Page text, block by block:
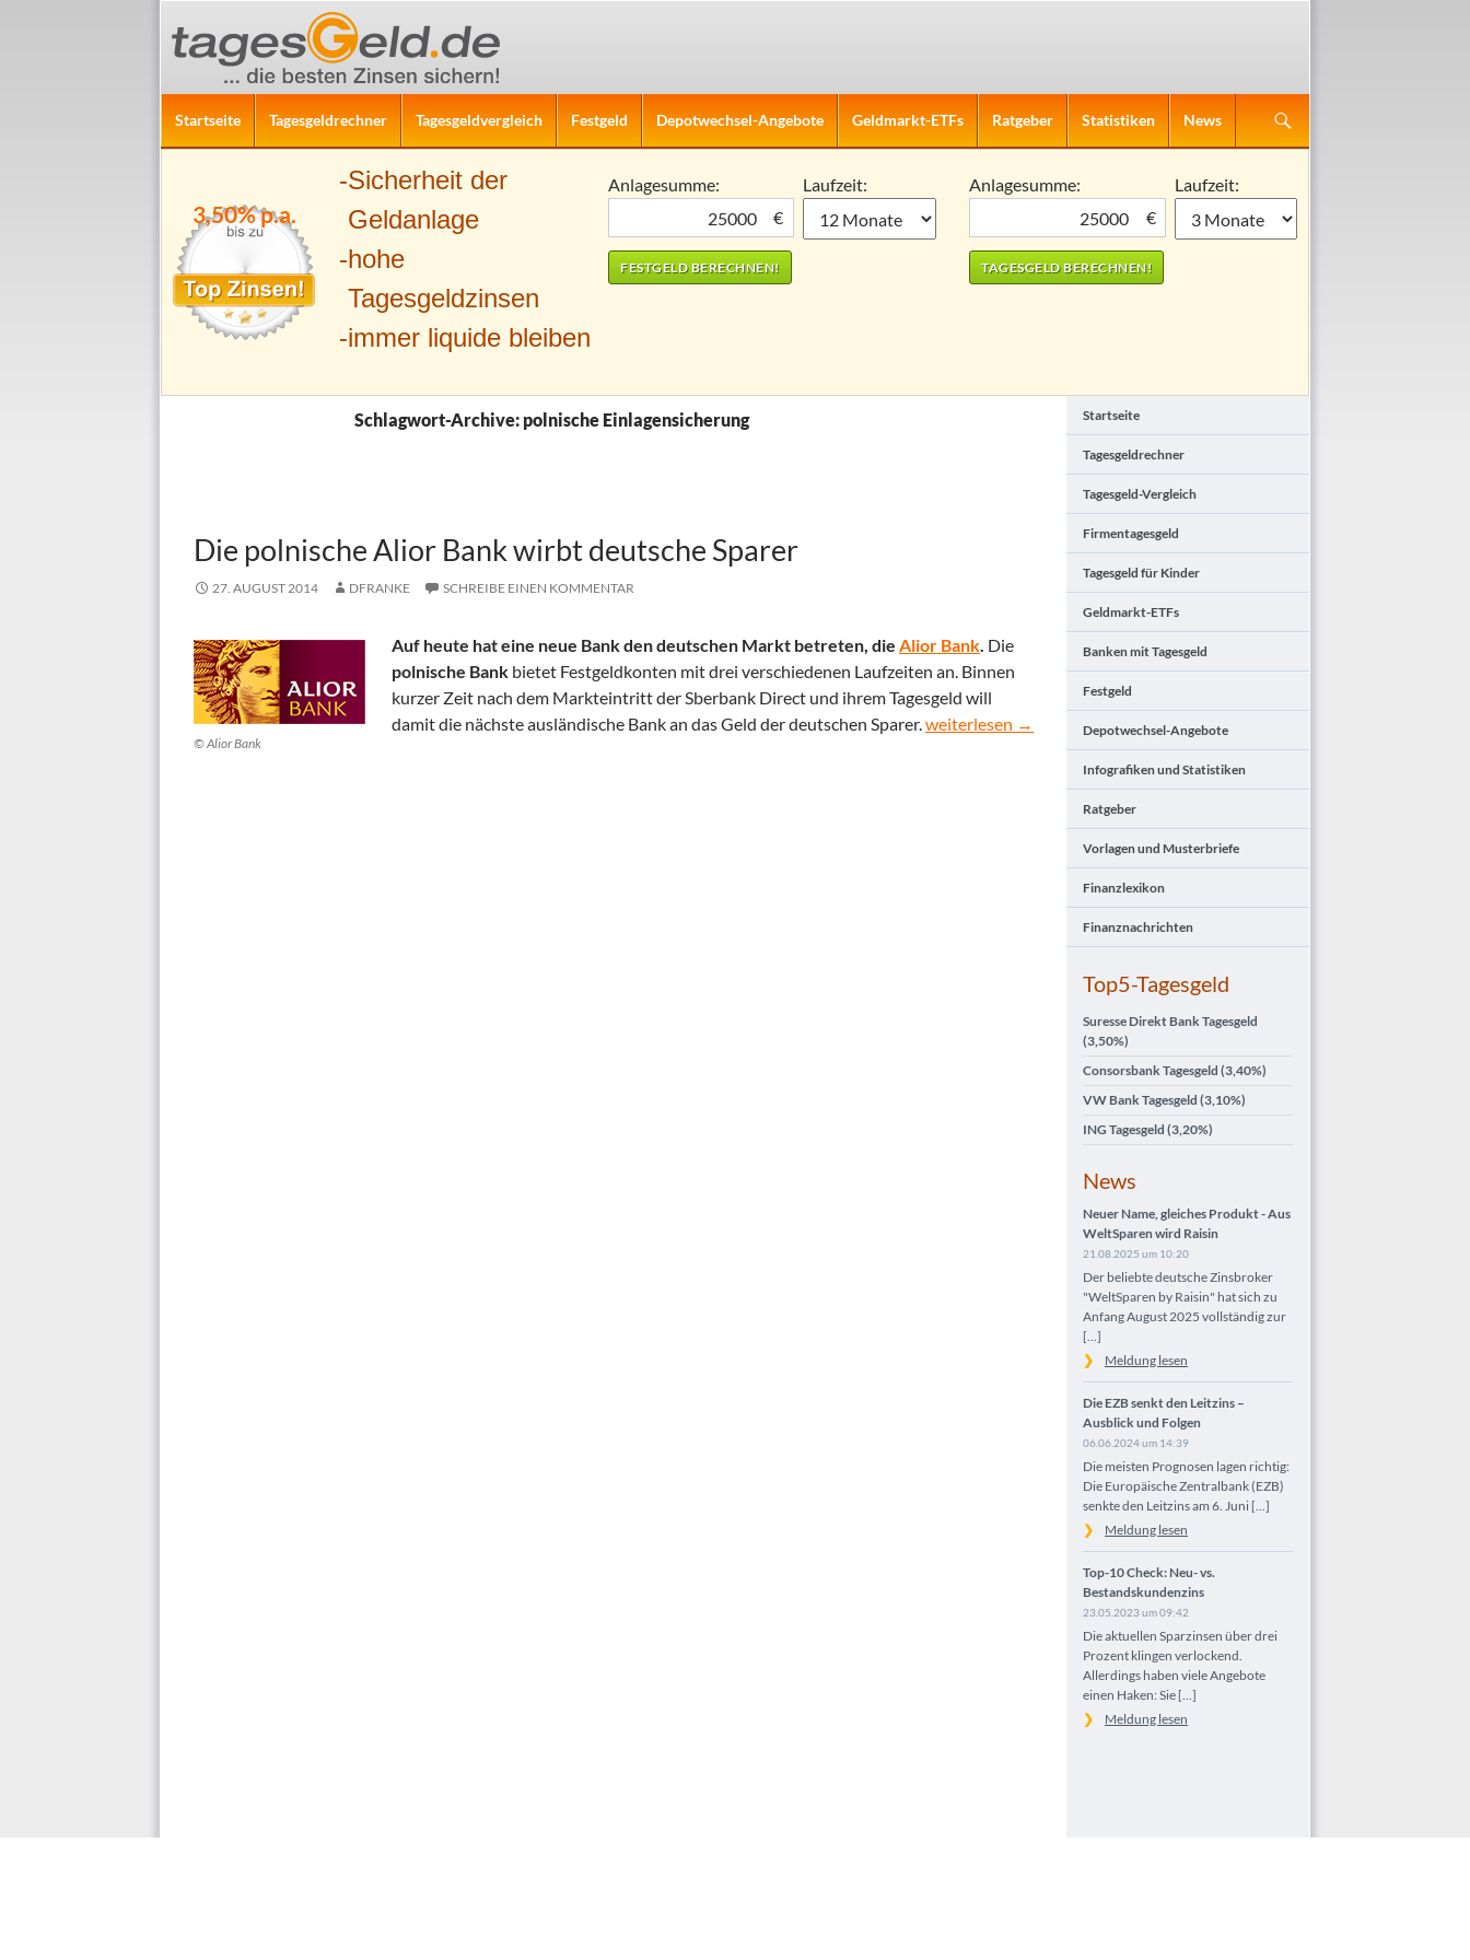
Startseite Tagesgeldrechner Tagesgeldvergleich Festgeld Depotwechsel-Angebote Geldmarkt-ETFs Ratgeber Statistiken News
3,50% p.a.
Sicherheit der
Geldanlage
hohe
Tagesgeldzinsen
immer liquide bleiben
Anlagesumme:
€
Laufzeit:
Anlagesumme:
€
Laufzeit:
Schlagwort-Archive: polnische Einlagensicherung
Die polnische Alior Bank wirbt deutsche Sparer
27. AUGUST 2014 DFRANKE SCHREIBE EINEN KOMMENTAR
© Alior Bank
Auf heute hat eine neue Bank den deutschen Markt betreten, die Alior Bank Die
polnische Bank bietet Festgeldkonten mit drei verschiedenen Laufzeiten an. Binnen
kurzer Zeit nach dem Markteintritt der Sberbank Direct und ihrem Tagesgeld will
damit die nächste ausländische Bank an das Geld der deutschen Sparer. Die polnische Alior Bank wirbt deutsche Sparer
weiterlesen →
Startseite
Tagesgeldrechner
Tagesgeld-Vergleich
Firmentagesgeld
Tagesgeld für Kinder
Geldmarkt-ETFs
Banken mit Tagesgeld
Festgeld
Depotwechsel-Angebote
Infografiken und Statistiken
Ratgeber
Vorlagen und Musterbriefe
Finanzlexikon
Finanznachrichten
Top5-Tagesgeld
Suresse Direkt Bank Tagesgeld
(3,50%)
Consorsbank Tagesgeld (3,40%)
VW Bank Tagesgeld (3,10%)
ING Tagesgeld (3,20%)
News
Neuer Name, gleiches Produkt - Aus
WeltSparen wird Raisin
21.08.2025 um 10:20
Der beliebte deutsche Zinsbroker
"WeltSparen by Raisin" hat sich zu
Anfang August 2025 vollständig zur
[...]
Meldung lesen
Die EZB senkt den Leitzins –
Ausblick und Folgen
06.06.2024 um 14:39
Die meisten Prognosen lagen richtig:
Die Europäische Zentralbank (EZB)
senkte den Leitzins am 6. Juni [...]
Meldung lesen
Top-10 Check: Neu- vs.
Bestandskundenzins
23.05.2023 um 09:42
Die aktuellen Sparzinsen über drei
Prozent klingen verlockend.
Allerdings haben viele Angebote
einen Haken: Sie [...]
Meldung lesen